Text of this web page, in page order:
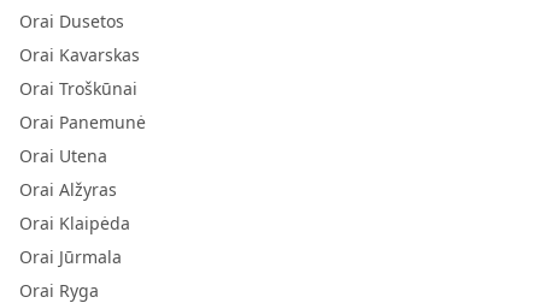
Orai Dusetos
Orai Kavarskas
Orai Troškūnai
Orai Panemunė
Orai Utena
Orai Alžyras
Orai Klaipėda
Orai Jūrmala
Orai Ryga